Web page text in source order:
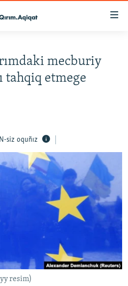
mecburiy
tahqiq etmege
siz oquñız
resim)